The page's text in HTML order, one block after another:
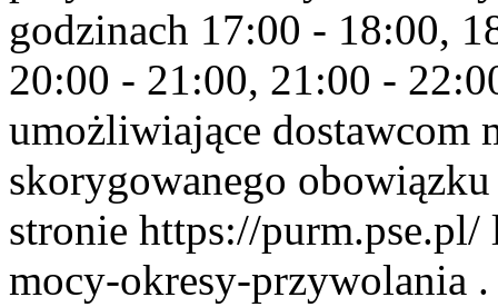
godzinach 17:00 - 18:00,
20:00 - 21:00, 21:00 -
umożliwiające dostawcom
skorygowanego
stronie https://
mocy-okresy-przywolania